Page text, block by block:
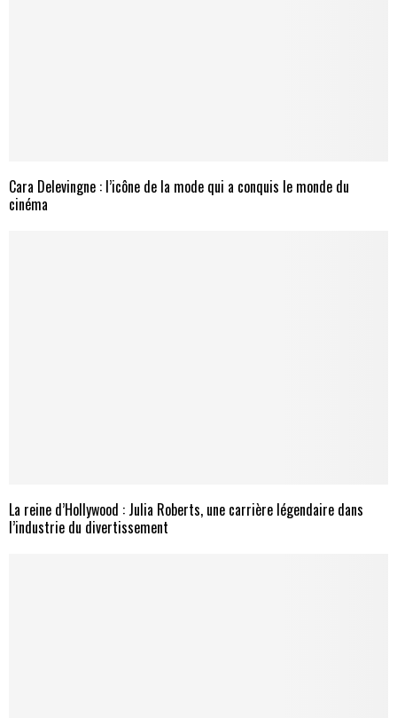
Cara Delevingne : l’icône de la mode qui a conquis le monde du
cinéma
La reine d’Hollywood : Julia Roberts, une carrière légendaire dans
l’industrie du divertissement